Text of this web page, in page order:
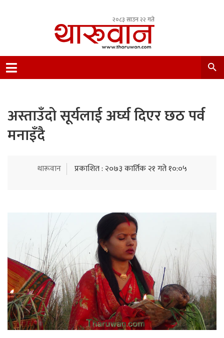
२०८३ साउन २२ गते
Nepal.
अस्ताउँदो सूर्यलाई अर्घ्य दिएर छठ पर्व
मनाइँदै
थारूवान प्रकाशित : २०७३ कार्तिक २१ गते १०:०५